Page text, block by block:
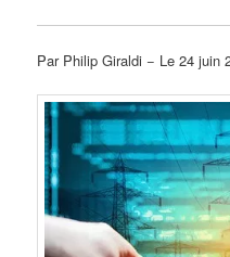
Par Philip Giraldi − Le 24 juin